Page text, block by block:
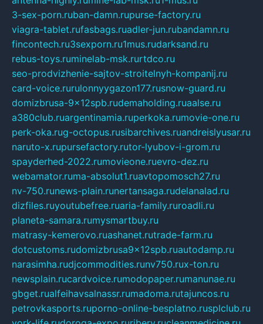
3-sex-porn.ruban-damn.rupurse-factory.ru
viagra-tablet.rufasbags.ruadler-jun.rubandamn.ru
fincontech.ru3sexporn.ru1mus.rudarksand.ru
rebus-toys.ruminelab-msk.rurtdco.ru
seo-prodvizhenie-sajtov-stroitelnyh-kompanij.ru
card-voice.rurulonnyygazon177.rusnow-guard.ru
domizbrusa-9x12spb.rudemaholding.ruaalse.ru
a380club.ruargentinamia.ruperkoka.rumovie-one.ru
perk-oka.rug-octopus.rusibarchives.ruandreislyusar.ru
naruto-x.rupursefactory.rutor-lyubov-i-grom.ru
spayderhed-2022.rumovieone.ruevro-dez.ru
webamator.ruma-absolut1.ruavtopomosch27.ru
nv-750.runews-plain.runertansaga.rudelanalad.ru
dizfiles.ruyoutubefree.ruaria-family.ruroadli.ru
planeta-samara.rumysmartbuy.ru
matrasy-kemerovo.ruashanet.rutrade-farm.ru
dotcustoms.rudomizbrusa9x12spb.ruautodamp.ru
narasimha.rudjcommodities.runv750.rux-ton.ru
newsplain.rucardvoice.rumodopaper.rumanunae.ru
gbget.rualfeihavsalnassr.rumadoma.rutajuncos.ru
petrovkasports.ruporno-online-besplatno.rusplclub.ru